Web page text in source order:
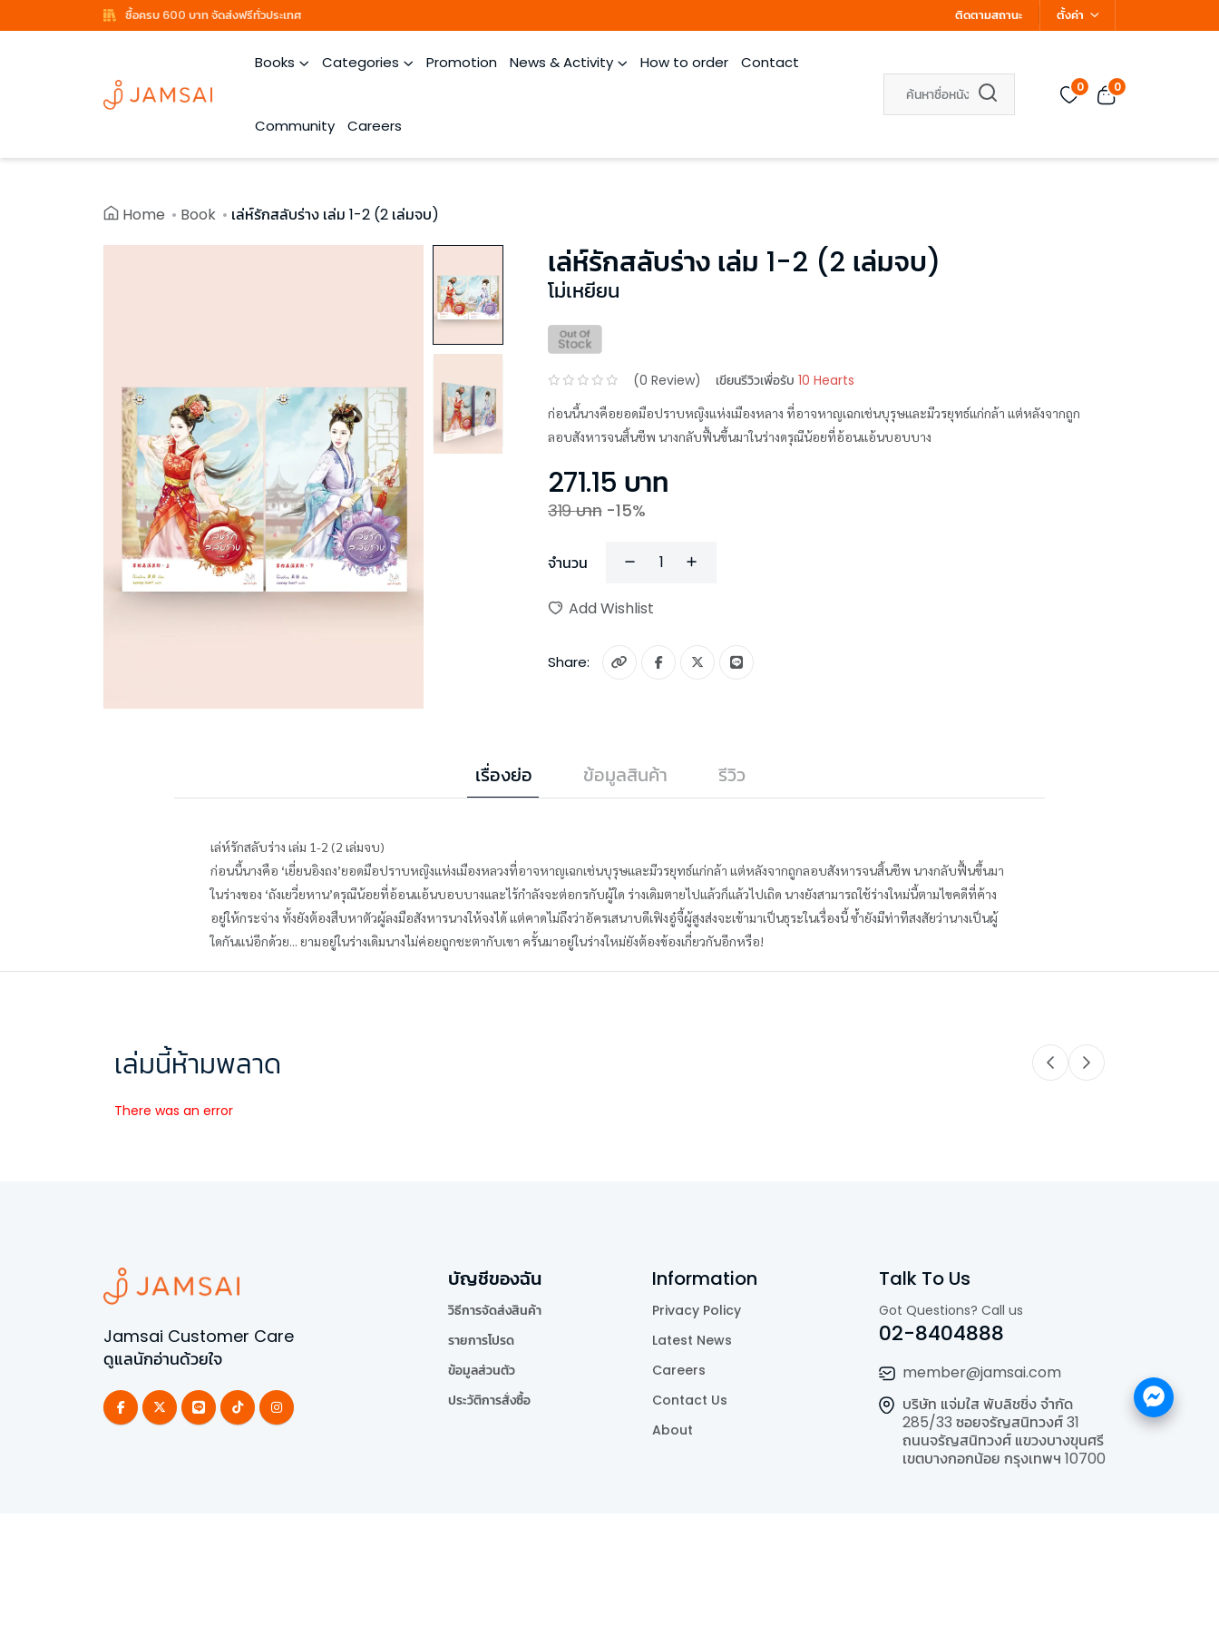
ซื้อครบ 600 บาท จัดส่งฟรีทั่วประเทศ ติดตามสถานะ ตั้งค่า
Books Categories Promotion News & Activity How to order Contact
Community Careers
0 0
Home Book เล่ห์รักสลับร่าง เล่ม 1-2 (2 เล่มจบ)
เล่ห์รักสลับร่าง เล่ม 1-2 (2 เล่มจบ)
โม่เหยียน
(0 Review) เขียนรีวิวเพื่อรับ 10 Hearts
ก่อนนี้นางคือยอดมือปราบหญิงแห่งเมืองหลาง ที่อาจหาญเฉกเช่นบุรุษและมีวรยุทธ์แก่กล้า แต่หลังจากถูก
ลอบสังหารจนสิ้นชีพ นางกลับฟื้นขึ้นมาในร่างดรุณีน้อยที่อ้อนแอ้นบอบบาง
271.15 บาท
319บาท -15%
จำนวน
Add Wishlist
Share:
เรื่องย่อ ข้อมูลสินค้า รีวิว
เล่ห์รักสลับร่าง เล่ม 1-2 (2 เล่มจบ)
ก่อนนี้นางคือ ‘เยี่ยนอิงถง’ยอดมือปราบหญิงแห่งเมืองหลวงที่อาจหาญเฉกเช่นบุรุษและมีวรยุทธ์แก่กล้า แต่หลังจากถูกลอบสังหารจนสิ้นชีพ นางกลับฟื้นขึ้นมา
ในร่างของ ‘ถังเยวี่ยหาน’ดรุณีน้อยที่อ้อนแอ้นบอบบางและไร้กำลังจะต่อกรกับผู้ใด ร่างเดิมตายไปแล้วก็แล้วไปเถิด นางยังสามารถใช้ร่างใหม่นี้ตามไขคดีที่ค้าง
อยู่ให้กระจ่าง ทั้งยังต้องสืบหาตัวผู้ลงมือสังหารนางให้จงได้ แต่คาดไม่ถึงว่าอัครเสนาบดีเฟิงอู๋จี้ผู้สูงส่งจะเข้ามาเป็นธุระในเรื่องนี้ ซ้ำยังมีท่าทีสงสัยว่านางเป็นผู้
ใดกันแน่อีกด้วย... ยามอยู่ในร่างเดิมนางไม่ค่อยถูกชะตากับเขา ครั้นมาอยู่ในร่างใหม่ยังต้องข้องเกี่ยวกันอีกหรือ!
เล่มนี้ห้ามพลาด
There was an error
Jamsai Customer Care
ดูแลนักอ่านด้วยใจ
บัญชีของฉัน
วิธีการจัดส่งสินค้า
รายการโปรด
ข้อมูลส่วนตัว
ประวัติการสั่งซื้อ
Information
Privacy Policy
Latest News
Careers
Contact Us
About
Talk To Us
Got Questions? Call us
02-8404888
member@jamsai.com
บริษัท แจ่มใส พับลิชชิ่ง จำกัด
285/33 ซอยจรัญสนิทวงศ์ 31
ถนนจรัญสนิทวงศ์ แขวงบางขุนศรี
เขตบางกอกน้อย กรุงเทพฯ 10700